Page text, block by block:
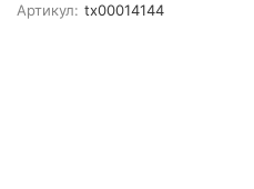
Артикул: tx00014144